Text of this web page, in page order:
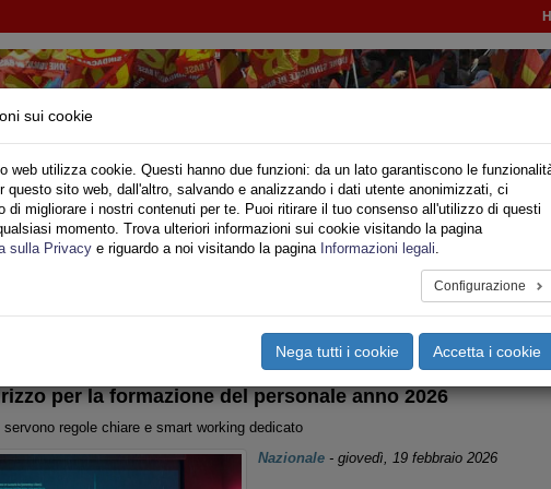
- MINISTERO DELL'INTERNO
Privato Territori Sociale Speciali Multimedia
per la formazione del personale anno 2026
servono regole chiare e smart working dedicato
Nazionale- giovedì, 19 febbraio 2026
sui cookie
web utilizza cookie. Questi hanno due funzioni: da un lato garantiscono le
questo sito web, dall'altro, salvando e analizzando i dati utente anonimizzati, ci
di migliorare i nostri contenuti per te. Puoi ritirare il tuo consenso all'utilizzo di questi
momento. Trova ulteriori informazioni sui cookie visitando la pagina
sulla Privacy e riguardo a noi visitando la pagina Informazioni legali.
Configurazione
Nega tutti i cookie Accetta i cookie